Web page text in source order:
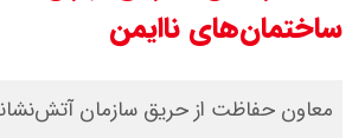
قیمت محصولاتساختمان‌های ناایمن
معاون حفاظت از حریق سازمان